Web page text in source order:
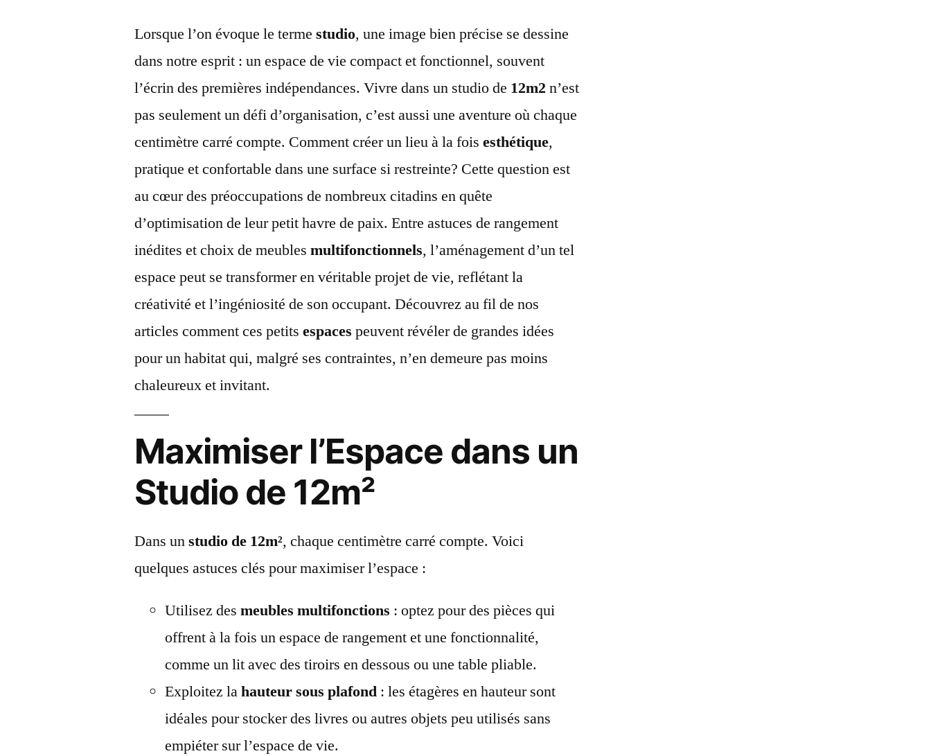
Lorsque l’on évoque le termestudio, une image bien précise se dessine
dans notre esprit : un espace de vie compact et fonctionnel, souvent
l’écrin des premières indépendances. Vivre dans un studio de 12m2 n’est
pas seulement un défi d’organisation, c’est aussi une aventure où chaque
centimètre carré compte. Comment créer un lieu à la foisesthétique,
pratique et confortable dans une surface si restreinte? Cette question est
au cœur des préoccupations de nombreux citadins en quête
d’optimisation de leur petit havre de paix. Entre astuces de rangement
inédites et choix de meublesmultifonctionnels, l’aménagement d’un tel
espace peut se transformer en véritable projet de vie, reflétant la
créativité et l’ingéniosité de son occupant. Découvrez au fil de nos
articles comment ces petitsespaces peuvent révéler de grandes idées
pour un habitat qui, malgré ses contraintes, n’en demeure pas moins
chaleureux et invitant.
Maximiser l’Espace dans un
Studio de 12m²
Dans unstudio de 12m², chaque centimètre carré compte. Voici
quelques astuces clés pour maximiser l’espace :
Utilisez desmeubles multifonctions : optez pour des pièces qui
offrent à la fois un espace de rangement et une fonctionnalité,
comme un lit avec des tiroirs en dessous ou une table pliable.
Exploitez lahauteur sous plafond : les étagères en hauteur sont
idéales pour stocker des livres ou autres objets peu utilisés sans
empiéter sur l’espace de vie.